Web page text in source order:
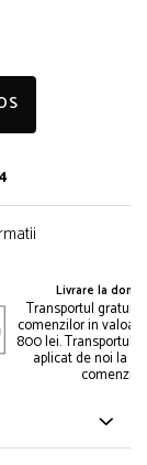
Livrare la
Transportul gratuit
comenzilor in
800 lei. Transportul
aplicat de noi la
comenzii.